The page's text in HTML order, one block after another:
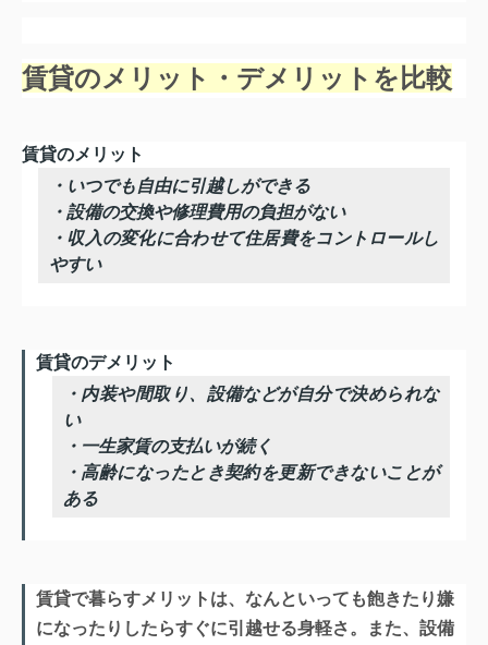
賃貸のメリット・デメリットを比較
賃貸のメリット
・いつでも自由に引越しができる
・設備の交換や修理費用の負担がない
・収入の変化に合わせて住居費をコントロールし
やすい
賃貸のデメリット
・内装や間取り、設備などが自分で決められな
い
・一生家賃の支払いが続く
・高齢になったとき契約を更新できないことが
ある
賃貸で暮らすメリットは、なんといっても飽きたり嫌
になったりしたらすぐに引越せる身軽さ。また、設備